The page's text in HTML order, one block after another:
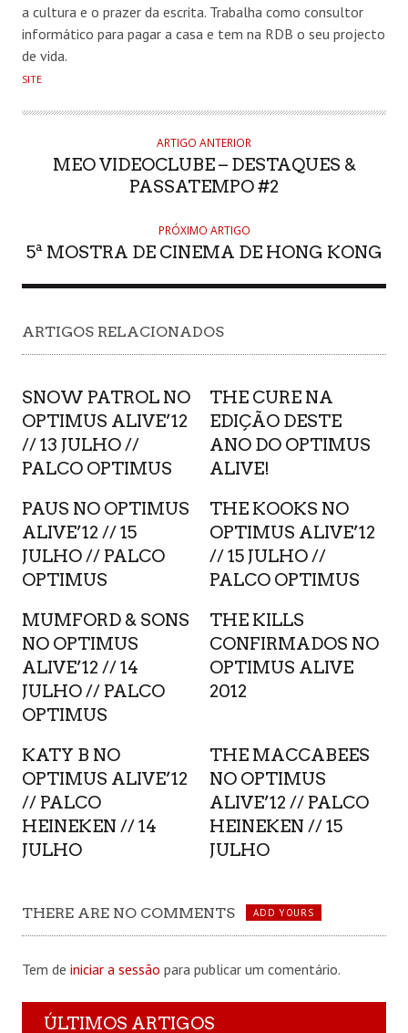
a cultura e o prazer da escrita. Trabalha como consultor
informático para pagar a casa e tem na RDB o seu projecto
de vida.
SITE
ARTIGO ANTERIOR
MEO VIDEOCLUBE – DESTAQUES &
PASSATEMPO #2
PRÓXIMO ARTIGO
5ª MOSTRA DE CINEMA DE HONG KONG
ARTIGOS RELACIONADOS
SNOW PATROL NO
OPTIMUS ALIVE’12
// 13 JULHO //
PALCO OPTIMUS
THE CURE NA
EDIÇÃO DESTE
ANO DO OPTIMUS
ALIVE!
PAUS NO OPTIMUS
ALIVE’12 // 15
JULHO // PALCO
OPTIMUS
THE KOOKS NO
OPTIMUS ALIVE’12
// 15 JULHO //
PALCO OPTIMUS
MUMFORD & SONS
NO OPTIMUS
ALIVE’12 // 14
JULHO // PALCO
OPTIMUS
THE KILLS
CONFIRMADOS NO
OPTIMUS ALIVE
2012
KATY B NO
OPTIMUS ALIVE’12
// PALCO
HEINEKEN // 14
JULHO
THE MACCABEES
NO OPTIMUS
ALIVE’12 // PALCO
HEINEKEN // 15
JULHO
THERE ARE NO COMMENTS ADD YOURS
Tem de iniciar a sessão para publicar um comentário.
ÚLTIMOS ARTIGOS